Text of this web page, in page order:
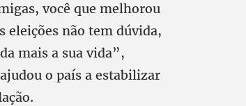
você que melhorou
eleições não tem dúvida,
mais a sua vida”,
o país a estabilizar